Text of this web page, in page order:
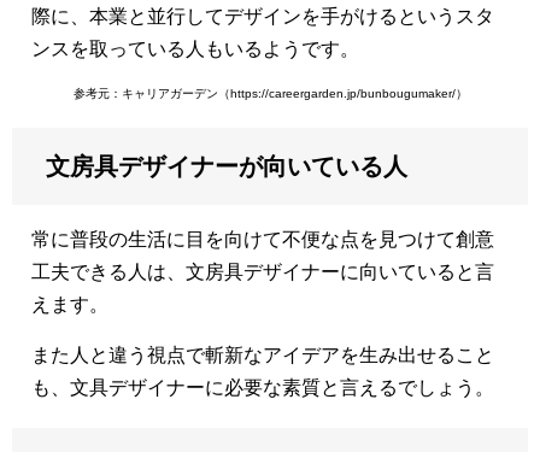
際に、本業と並行してデザインを手がけるというスタ
ンスを取っている人もいるようです。
参考元：キャリアガーデン（https://careergarden.jp/bunbougumaker/）
文房具デザイナーが向いている人
常に普段の生活に目を向けて不便な点を見つけて創意
工夫できる人は、文房具デザイナーに向いていると言
えます。
また人と違う視点で斬新なアイデアを生み出せること
も、文具デザイナーに必要な素質と言えるでしょう。